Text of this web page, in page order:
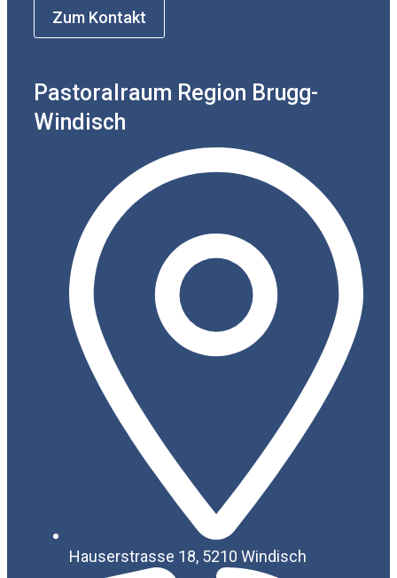
Zum Kontakt
Pastoralraum Region Brugg-
Windisch
Hauserstrasse 18, 5210 Windisch